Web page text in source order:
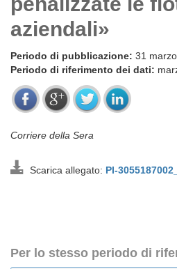
aziendali»
Periodo di pubblicazione: 31
Periodo di riferimento dei dati:
Corriere della Sera
Scarica allegato: PI-
Per lo stesso periodo di